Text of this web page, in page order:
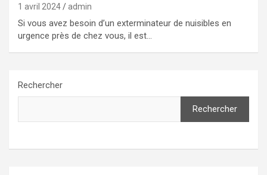
1 avril 2024 admin
Si vous avez besoin d’un exterminateur de nuisibles en
urgence près de chez vous, il est…
Rechercher
Rechercher